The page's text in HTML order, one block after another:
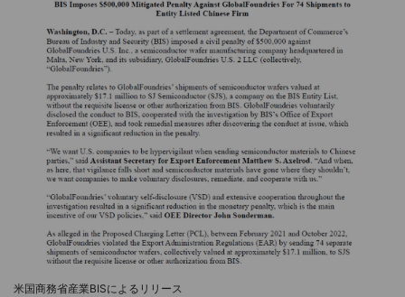
米国商務省産業BISによるリリース